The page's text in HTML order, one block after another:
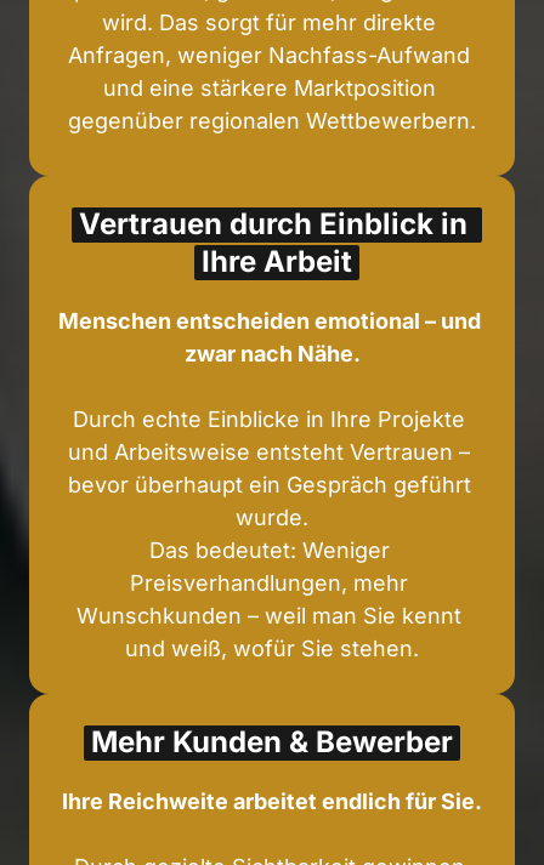
wird. Das sorgt für mehr direkte
Anfragen, weniger Nachfass-Aufwand
und eine stärkere Marktposition
gegenüber regionalen Wettbewerbern.
Vertrauen durch Einblick
Ihre Arbeit
Menschen entscheiden emotional – und
zwar nach Nähe.
Durch echte Einblicke in Ihre Projekte
und Arbeitsweise entsteht Vertrauen –
bevor überhaupt ein Gespräch geführt
wurde.
Das bedeutet: Weniger
Preisverhandlungen, mehr
Wunschkunden – weil man Sie kennt
und weiß, wofür Sie stehen.
Mehr Kunden & Bewerber
Ihre Reichweite arbeitet endlich für Sie.